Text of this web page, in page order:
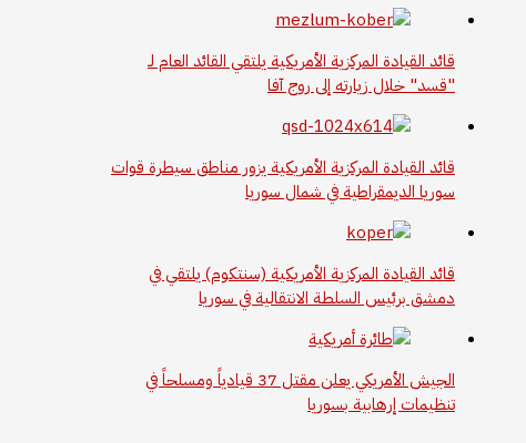
قائد القيادة المركزية الأمريكية يلتقي القائد العام لـ
"قسد" خلال زيارته إلى روج آفا
قائد القيادة المركزية الأمريكية يزور مناطق سيطرة قوات
سوريا الديمقراطية في شمال سوريا
قائد القيادة المركزية الأمريكية (سنتكوم) يلتقي في
دمشق برئيس السلطة الانتقالية في سوريا
الجيش الأمريكي يعلن مقتل 37 قيادياً ومسلحاً في
تنظيمات إرهابية بسوريا